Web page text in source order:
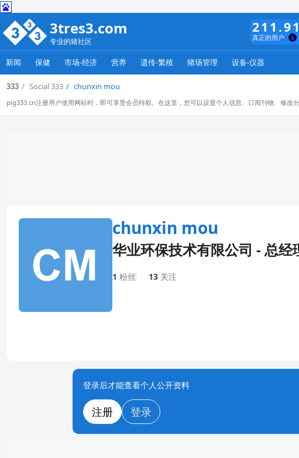
3tres3.com
专业的猪社区 真正的用户
新闻 保健 市场-经济 营养 遗传-繁殖 猪场管理 设备-仪器
333 Social 333 chunxin mou
pig333.cn注册用户使用网站时，即可享受会员特权。在这里，您可以设置个人信息、订阅刊物、修改
chunxin mou
华业环保技术有限公司 - 总经
1 粉丝 13关注
登录后才能查看个人公开资料
注册 登录